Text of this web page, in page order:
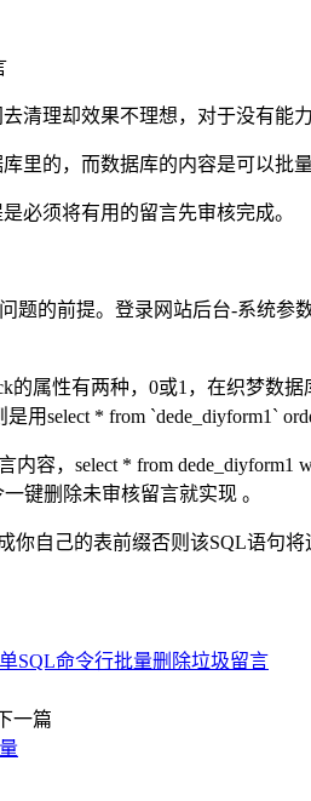
清理却效果不理想，对于没有能
里的，而数据库的内容是可以批量
必须将有用的留言先审核完成。
的前提。登录网站后台-系统参
属性有两种，0或1，在织梦数据
select * from `dede_diyform1`
容，select * from
一键删除未审核留言就实现 。
你自己的表前缀否则该SQL语句将
SQL命令行批量删除垃圾留言
一篇